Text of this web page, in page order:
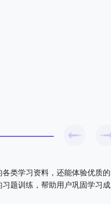
类学习资料，还能体验优质的
题训练，帮助用户巩固学习成